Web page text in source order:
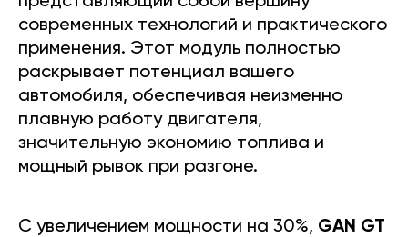
современных технологий и практического
применения. Этот модуль полностью
раскрывает потенциал вашего
автомобиля, обеспечивая неизменно
плавную работу двигателя,
значительную экономию топлива и
мощный рывок при разгоне.
С увеличением мощности на 30%, GAN GT